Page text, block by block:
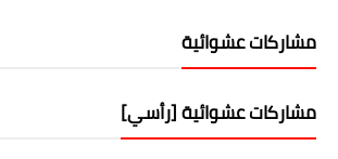
مشاركات عشوائية
مشاركات عشوائية [رأسي]